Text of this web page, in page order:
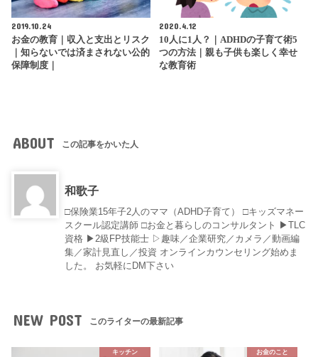
2019.10.24
お金の教育｜収入と支出とリスク
｜知らないでは済まされない公的
保障制度｜
2020.4.12
10人に1人？｜ADHDの子育て術5
つの方法｜親も子供も楽しく幸せ
な教育術
ABOUT この記事をかいた人
和歌子
□保険業15年子2人のママ（ADHD子育て） □キッズマネー
スクール認定講師 □お金と暮らしのコンサルタント ▶︎TLC
資格 ▶︎2級FP技能士 ▷趣味／企業研究／カメラ／動画編
集／家計見直し／投資 オンラインカウンセリング始めま
した。 お気軽にDM下さい
NEW POST このライターの最新記事
キッチン お金のこと